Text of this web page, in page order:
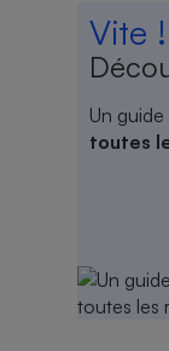
Vite !
Un
toutes